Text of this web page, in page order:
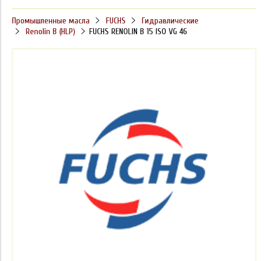
Промышленные масла FUCHS
Гидравлические
Renolin B (HLP)
FUCHS RENOLIN B 15 ISO VG 46